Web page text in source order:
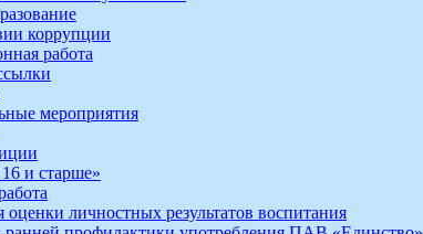
коррупции
работа
мероприятия
и старше»
оценки личностных результатов воспитания